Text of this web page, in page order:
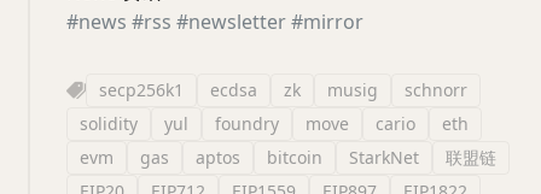
#news #rss #newsletter#mirror
secp256k1 ecdsa zk musig
schnorr
solidity
yul foundry move cario
eth
evm
gas aptos bitcoin StarkNet
联盟链